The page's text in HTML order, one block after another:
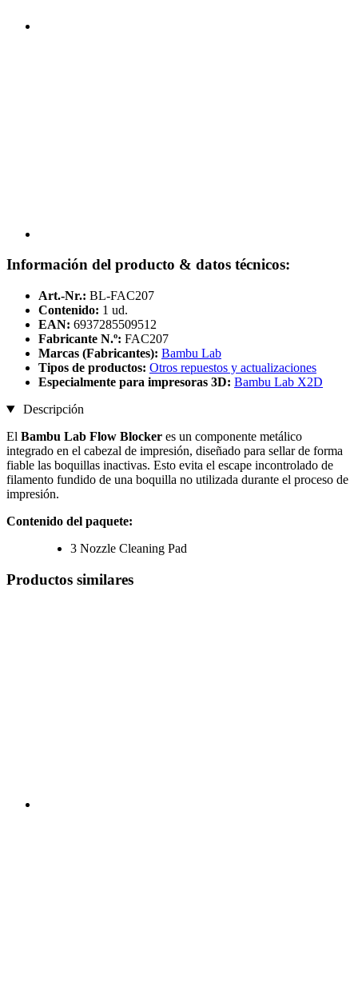
Información del producto & datos técnicos:
Art.-Nr.: BL-FAC207
Contenido: 1 ud.
EAN: 6937285509512
Fabricante N.º: FAC207
Marcas (Fabricantes): Bambu Lab
Tipos de productos: Otros repuestos y actualizaciones
Especialmente para impresoras 3D: Bambu Lab X2D
Descripción
El Bambu Lab Flow Blocker es un componente metálico
integrado en el cabezal de impresión, diseñado para sellar de forma
fiable las boquillas inactivas. Esto evita el escape incontrolado de
filamento fundido de una boquilla no utilizada durante el proceso de
impresión.
Contenido del paquete:
3 Nozzle Cleaning Pad
Productos similares